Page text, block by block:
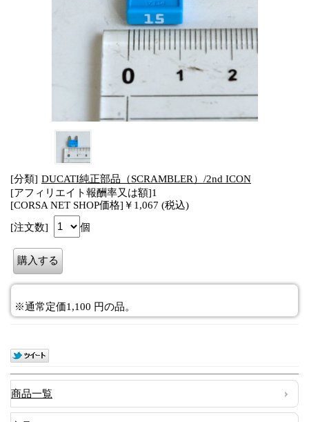
[分類] DUCATI純正部品（SCRAMBLER）/2nd ICON
[アフィリエイト報酬率又は額]1
[CORSA NET SHOP価格]￥1,067 (税込)
[注文数]
個
※通常定価1,100 円の品。
商品一覧